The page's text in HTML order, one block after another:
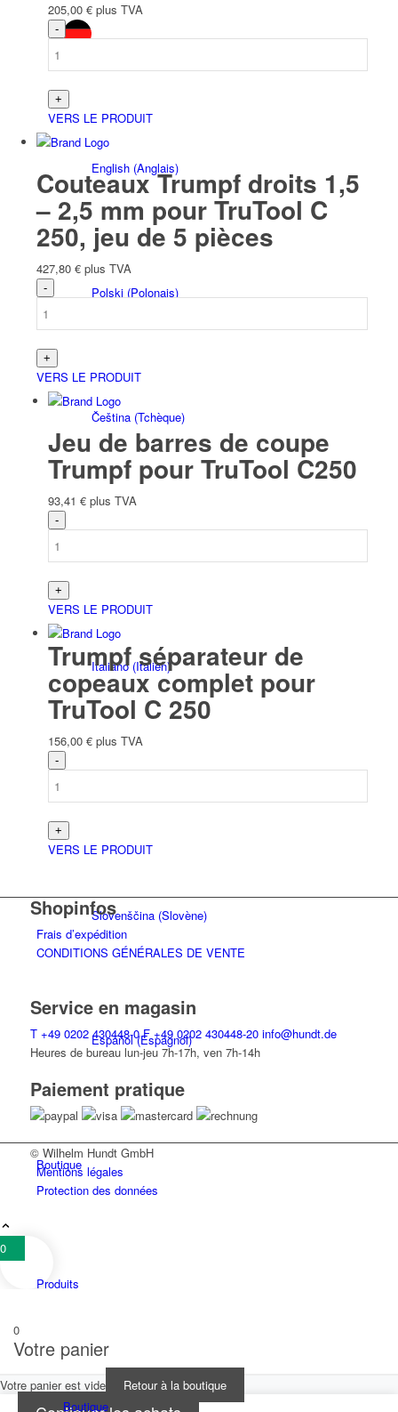
Deutsch(Allemand)
English(Anglais)
Polski(Polonais)
Čeština(Tchèque)
Italiano(Italien)
Slovenščina(Slovène)
Español(Espagnol)
Boutique
Produits
Boutique
205,00 € plus TVA
VERS LE PRODUIT
Couteaux Trumpf droits 1,5
– 2,5 mm pour TruTool C
250, jeu de 5 pièces
427,80 € plus TVA
VERS LE PRODUIT
Jeu de barres de coupe
Trumpf pour TruTool C250
93,41 € plus TVA
VERS LE PRODUIT
Trumpf séparateur de
copeaux complet pour
TruTool C 250
156,00 € plus TVA
VERS LE PRODUIT
Shopinfos
Frais d’expédition
CONDITIONS GÉNÉRALES DE VENTE
Service en magasin
T +49 0202 430448-0 F +49 0202 430448-20 info@hundt.de
Heures de bureau lun-jeu 7h-17h, ven 7h-14h
Paiement pratique
© Wilhelm Hundt GmbH
Mentions légales
Protection des données
0
0
Votre panier
Votre panier est vide Retour à la boutique